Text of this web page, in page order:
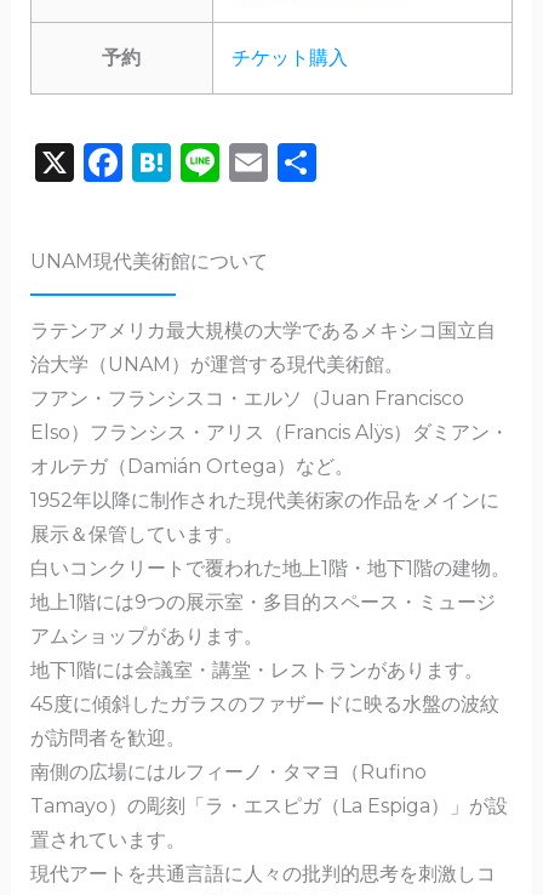
予約 チケット購入
F
c
e
b
o
o
k
E
Li
H
te
n
a
X
共
UNAM現代美術館について
ラテンアメリカ最大規模の大学であるメキシコ国立自
治大学（UNAM）が運営する現代美術館。
フアン・フランシスコ・エルソ（Juan Francisco
Elso）フランシス・アリス（Francis Alÿs）ダミアン・
オルテガ（Damián Ortega）など。
1952年以降に制作された現代美術家の作品をメインに
展示＆保管しています。
白いコンクリートで覆われた地上1階・地下1階の建物。
地上1階には9つの展示室・多目的スペース・ミュージ
アムショップがあります。
地下1階には会議室・講堂・レストランがあります。
45度に傾斜したガラスのファザードに映る水盤の波紋
が訪問者を歓迎。
南側の広場にはルフィーノ・タマヨ（Rufino
Tamayo）の彫刻「ラ・エスピガ（La Espiga）」が設
置されています。
現代アートを共通言語に人々の批判的思考を刺激しコ